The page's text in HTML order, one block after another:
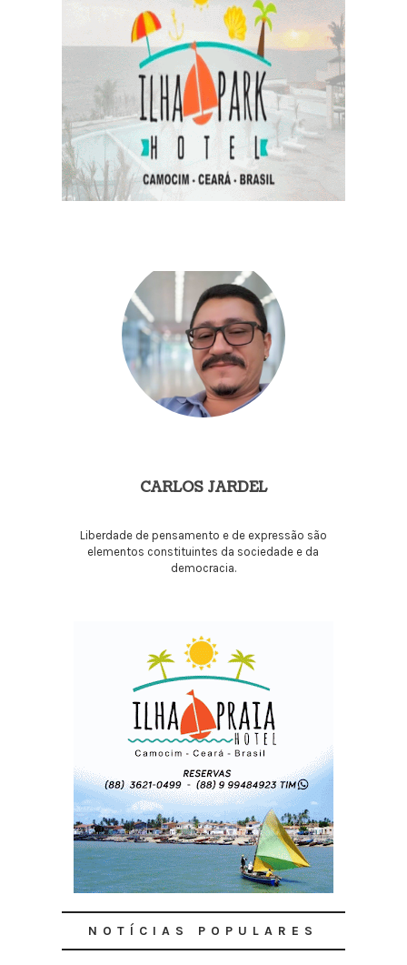
CARLOS JARDEL
Liberdade de pensamento e de expressão são
elementos constituintes da sociedade e da
democracia.
NOTÍCIAS POPULARES